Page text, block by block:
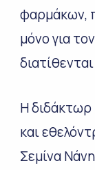
φαρμάκων,
μόνο για
Η
και
Σεμίνα